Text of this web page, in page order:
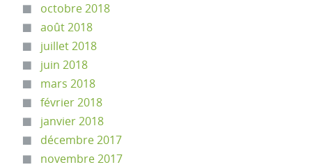
octobre 2018
août 2018
juillet 2018
juin 2018
mars 2018
février 2018
janvier 2018
décembre 2017
novembre 2017